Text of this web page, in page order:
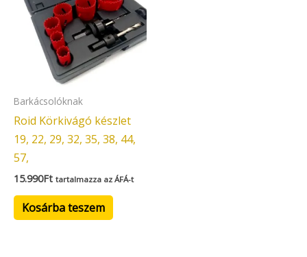
Barkácsolóknak
Roid Körkivágó készlet
19, 22, 29, 32, 35, 38, 44,
57,
15.990Ft tartalmazza az ÁFÁ-t
Kosárba teszem